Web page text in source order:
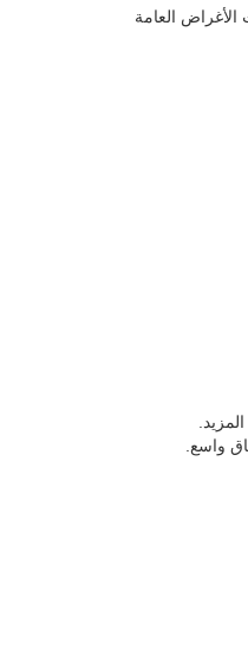
الأغراض العامة
واسع.